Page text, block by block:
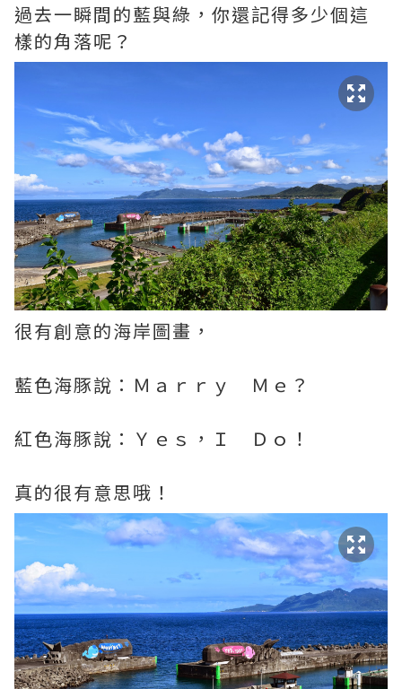
過去一瞬間的藍與綠，你還記得多少個這
樣的角落呢？
很有創意的海岸圖畫，
藍色海豚說：Ｍａｒｒｙ Ｍｅ？
紅色海豚說：Ｙｅｓ，Ｉ Ｄｏ！
真的很有意思哦！